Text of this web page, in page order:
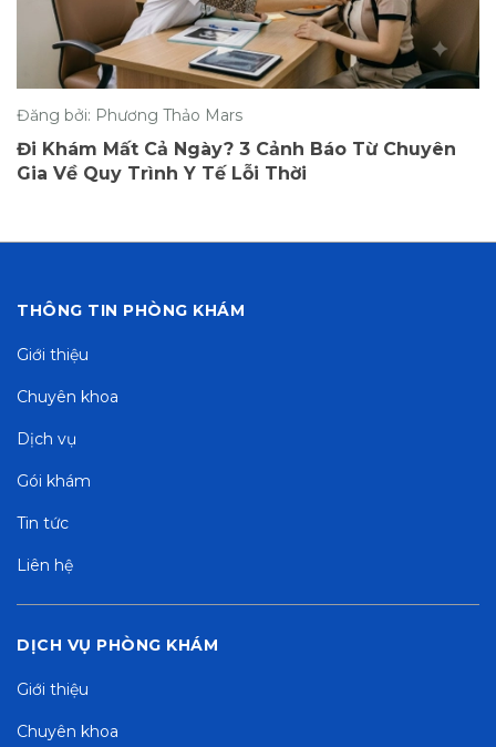
Đăng bởi: Phương Thảo Mars
Khám phụ khoa vẫn bị viêm? 3 nguyên nhân
gốc rễ chị em hay bỏ qua
THÔNG TIN PHÒNG KHÁM
Giới thiệu
Chuyên khoa
Dịch vụ
Gói khám
Tin tức
Liên hệ
DỊCH VỤ PHÒNG KHÁM
Giới thiệu
Chuyên khoa